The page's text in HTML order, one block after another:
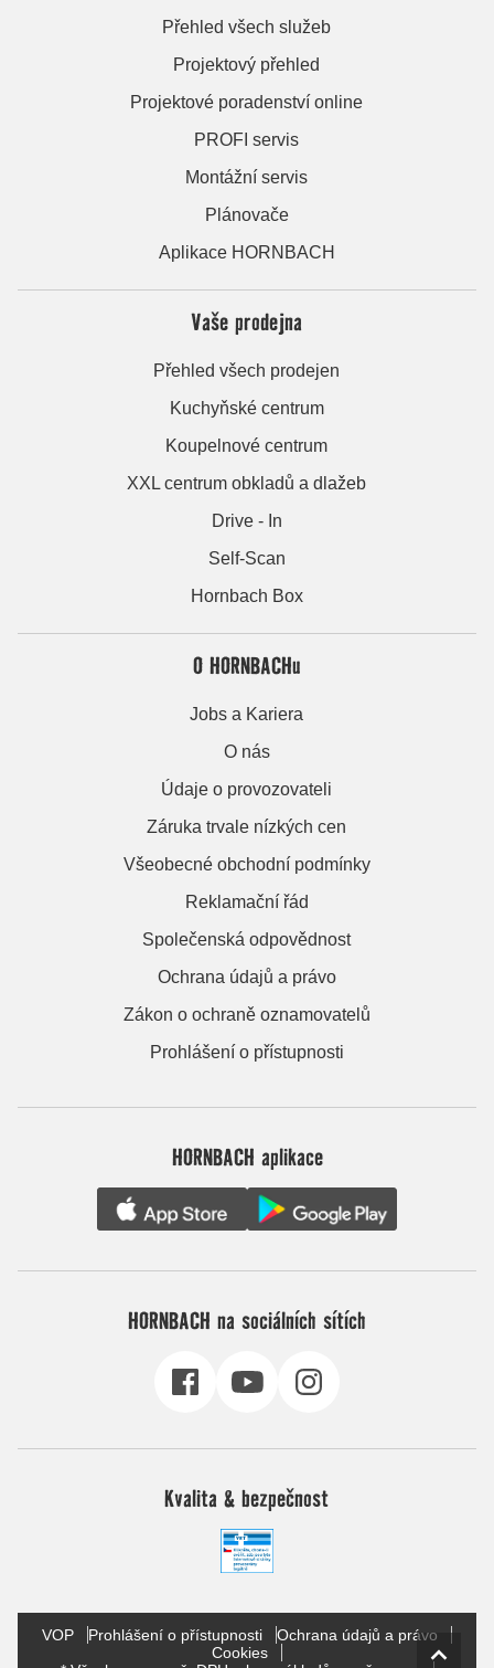
Přehled všech služeb
Projektový přehled
Projektové poradenství online
PROFI servis
Montážní servis
Plánovače
Aplikace HORNBACH
Vaše prodejna
Přehled všech prodejen
Kuchyňské centrum
Koupelnové centrum
XXL centrum obkladů a dlažeb
Drive - In
Self-Scan
Hornbach Box
O HORNBACHu
Jobs a Kariera
O nás
Údaje o provozovateli
Záruka trvale nízkých cen
Všeobecné obchodní podmínky
Reklamační řád
Společenská odpovědnost
Ochrana údajů a právo
Zákon o ochraně oznamovatelů
Prohlášení o přístupnosti
HORNBACH aplikace
HORNBACH na sociálních sítích
Kvalita & bezpečnost
VOP Prohlášení o přístupnosti
Ochrana údajů a právo
Cookies